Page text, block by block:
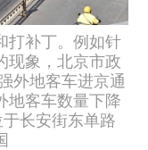
打补丁。例如针
现象，北京市政
外地客车进京通
地客车数量下降
长安街东单路